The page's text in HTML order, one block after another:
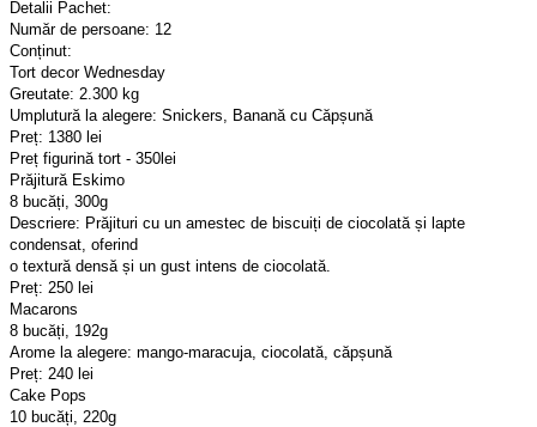
Detalii Pachet:
Număr de persoane: 12
Conținut:
Tort decor Wednesday
Greutate: 2.300 kg
Umplutură la alegere: Snickers, Banană cu Căpșună
Preț: 1380 lei
Preț figurină tort - 350lei
Prăjitură Eskimo
8 bucăți, 300g
Descriere: Prăjituri cu un amestec de biscuiți de ciocolată și lapte
condensat, oferind
o textură densă și un gust intens de ciocolată.
Preț: 250 lei
Macarons
8 bucăți, 192g
Arome la alegere: mango-maracuja, ciocolată, căpșună
Preț: 240 lei
Cake Pops
10 bucăți, 220g